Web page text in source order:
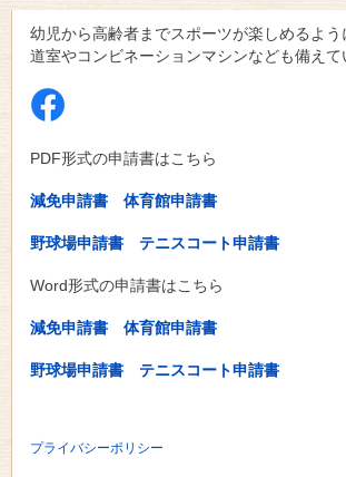
幼児から高齢者までスポーツが楽しめるよう
道室やコンビネーションマシンなども備えて
PDF形式の申請書はこちら
減免申請書 体育館申請書
野球場申請書 テニスコート申請書
Word形式の申請書はこちら
減免申請書 体育館申請書
野球場申請書 テニスコート申請書
プライバシーポリシー